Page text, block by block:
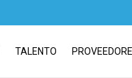
TALENTO